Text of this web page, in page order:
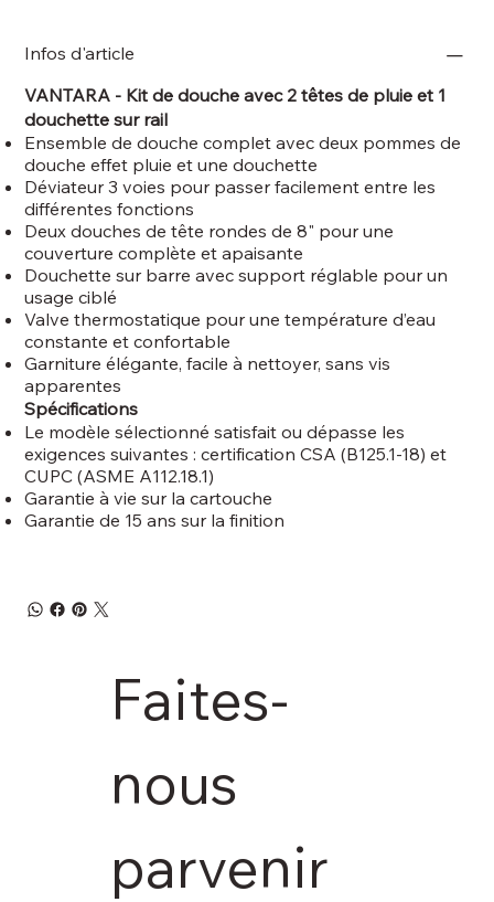
Infos d'article
VANTARA - Kit de douche avec 2 têtes de pluie et 1
douchette sur rail
Ensemble de douche complet avec deux pommes de
douche effet pluie et une douchette
Déviateur 3 voies pour passer facilement entre les
différentes fonctions
Deux douches de tête rondes de 8" pour une
couverture complète et apaisante
Douchette sur barre avec support réglable pour un
usage ciblé
Valve thermostatique pour une température d’eau
constante et confortable
Garniture élégante, facile à nettoyer, sans vis
apparentes
Spécifications
Le modèle sélectionné satisfait ou dépasse les
exigences suivantes : certification CSA (B125.1-18) et
CUPC (ASME A112.18.1)
Garantie à vie sur la cartouche
Garantie de 15 ans sur la finition
Faites-
nous
parvenir